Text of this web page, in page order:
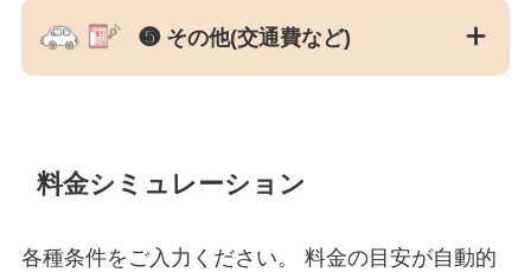
❺ その他(交通費など)
料金シミュレーション
各種条件をご入力ください。 料金の目安が自動的